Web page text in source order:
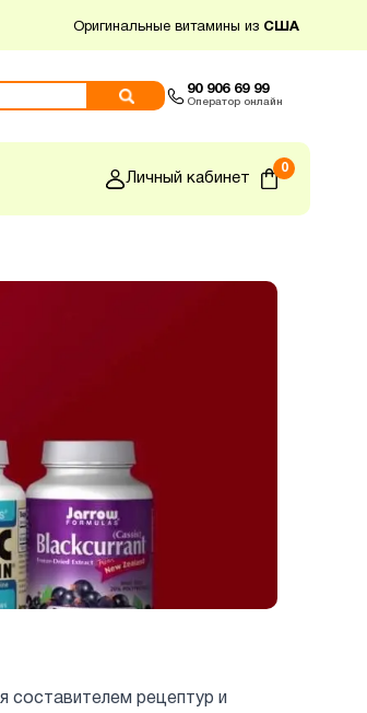
Оригинальные витамины из США
90 906 69 99
Оператор онлайн
Личный кабинет
0
составителем рецептур и